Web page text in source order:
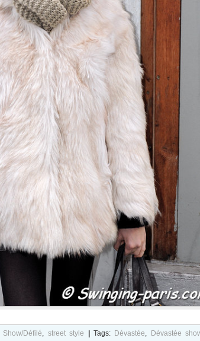
Show/Défilé, street style Tags: Dévastée, Dévastée